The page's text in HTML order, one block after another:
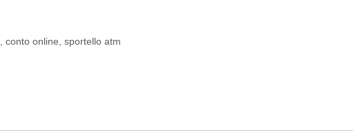
,conto online ,sportello atm